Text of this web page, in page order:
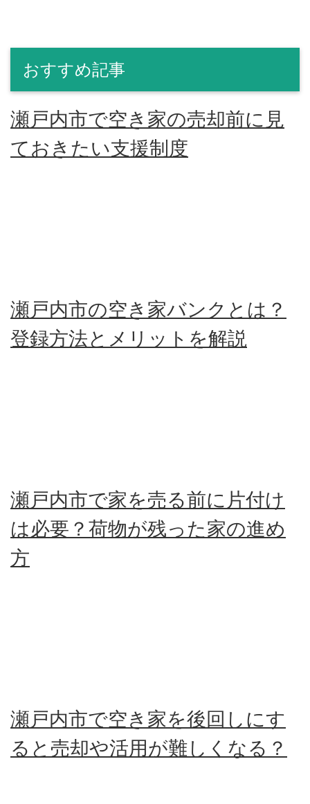
おすすめ記事
瀬戸内市で空き家の売却前に見
ておきたい支援制度
瀬戸内市の空き家バンクとは？
登録方法とメリットを解説
瀬戸内市で家を売る前に片付け
は必要？荷物が残った家の進め
方
瀬戸内市で空き家を後回しにす
ると売却や活用が難しくなる？